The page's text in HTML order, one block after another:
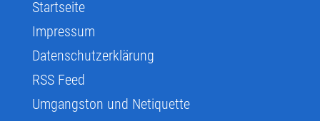
Startseite
Impressum
Datenschutzerklärung
RSS Feed
Umgangston und Netiquette